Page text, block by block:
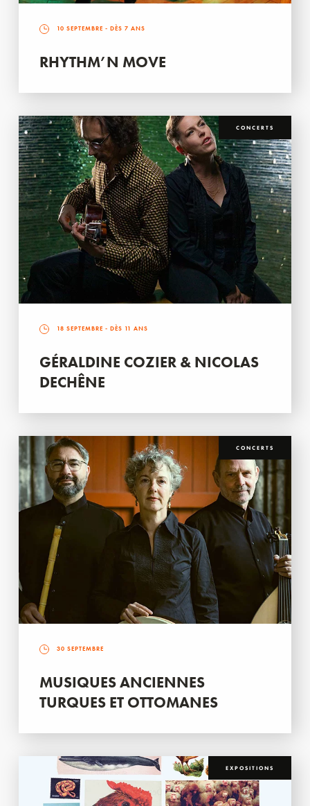
10 SEPTEMBRE - DÈS 7 ANS
RHYTHM’N MOVE
CONCERTS
18 SEPTEMBRE - DÈS 11 ANS
GÉRALDINE COZIER & NICOLAS
DECHÊNE
CONCERTS
30 SEPTEMBRE
MUSIQUES ANCIENNES
TURQUES ET OTTOMANES
EXPOSITIONS